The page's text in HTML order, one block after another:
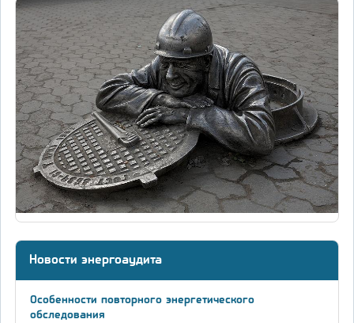
Новости энергоаудита
Особенности повторного энергетического
обследования